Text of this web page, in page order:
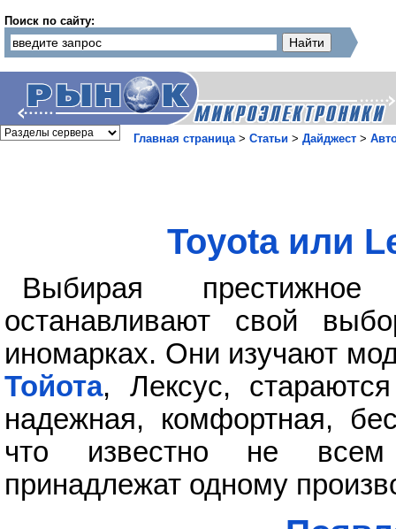
Поиск по сайту:
Главная страница> Статьи > Дайджест >
Toyota или
Выбирая
останавливают свой
иномарках. Они изучают
Тойота, Лексус,
надежная, комфортная,
что известно не всем
принадлежат одному